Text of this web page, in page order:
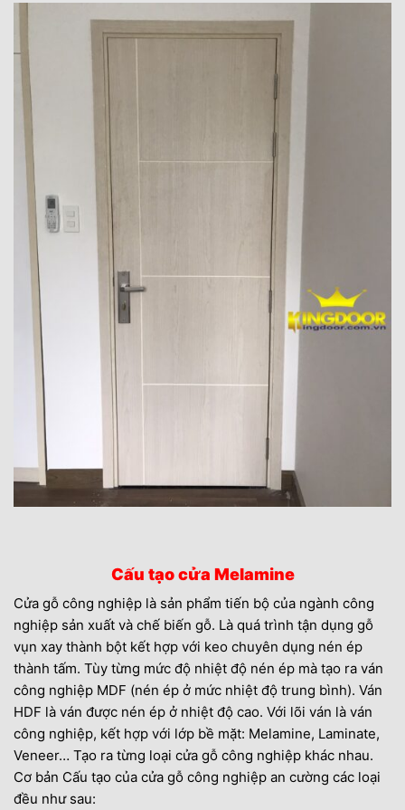
Cấu tạo cửa Melamine
Cửa gỗ công nghiệp là sản phẩm tiến bộ của ngành công
nghiệp sản xuất và chế biến gỗ. Là quá trình tận dụng gỗ
vụn xay thành bột kết hợp với keo chuyên dụng nén ép
thành tấm. Tùy từng mức độ nhiệt độ nén ép mà tạo ra ván
công nghiệp MDF (nén ép ở mức nhiệt độ trung bình). Ván
HDF là ván được nén ép ở nhiệt độ cao. Với lõi ván là ván
công nghiệp, kết hợp với lớp bề mặt: Melamine, Laminate,
Veneer… Tạo ra từng loại cửa gỗ công nghiệp khác nhau.
Cơ bản Cấu tạo của cửa gỗ công nghiệp an cường các loại
đều như sau: